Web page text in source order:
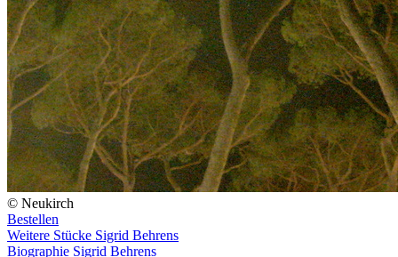
© Neukirch
Bestellen
Weitere Stücke Sigrid Behrens
Biographie Sigrid Behrens